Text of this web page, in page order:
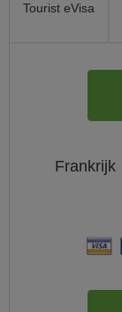
Tourist eVisa
Frankrijk